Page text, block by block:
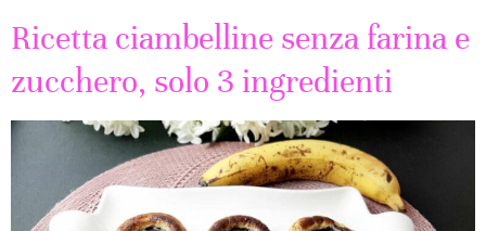
Ricetta ciambelline senza farina e
zucchero, solo 3 ingredienti